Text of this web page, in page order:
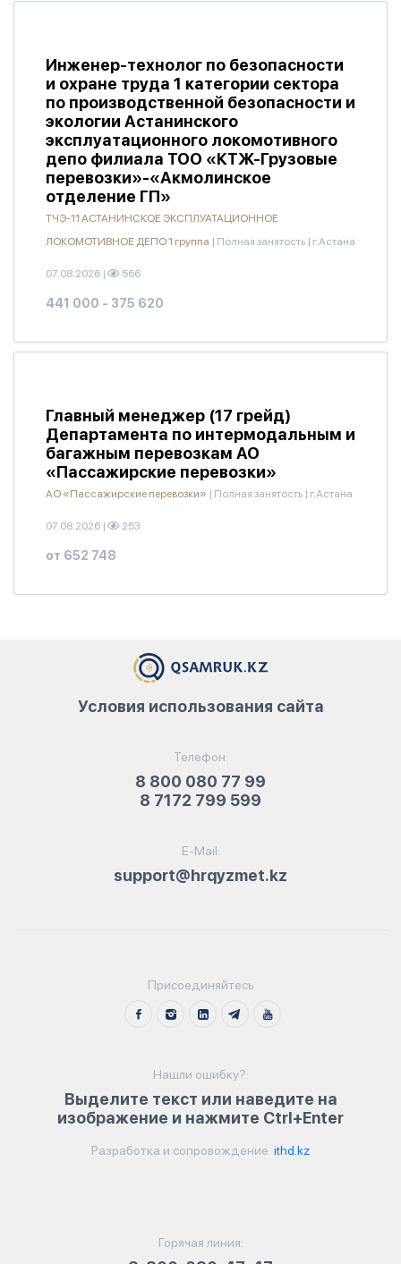
Инженер-технолог по безопасности
и охране труда 1 категории сектора
по производственной безопасности и
экологии Астанинского
эксплуатационного локомотивного
депо филиала ТОО «КТЖ-Грузовые
перевозки»-«Акмолинское
отделение ГП»
ТЧЭ-11 АСТАНИНСКОЕ ЭКСПЛУАТАЦИОННОЕ
ЛОКОМОТИВНОЕ ДЕПО 1 группа | Полная занятость | г.Астана
07.08.2026 | 566
441 000 - 375 620
Главный менеджер (17 грейд)
Департамента по интермодальным и
багажным перевозкам АО
«Пассажирские перевозки»
АО «Пассажирские перевозки» | Полная занятость | г.Астана
07.08.2026 | 253
от 652 748
Телефон:
8 800 080 77 99
8 7172 799 599
E-Mail:
support@hrqyzmet.kz
Условия использования сайта
Присоединяйтесь
Нашли ошибку?:
Выделите текст или наведите на
изображение и нажмите Ctrl+Enter
Разработка и сопровождение ithd.kz
Горячая линия: